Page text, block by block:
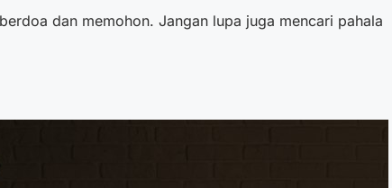
dan memohon. Jangan lupa juga mencari pahala